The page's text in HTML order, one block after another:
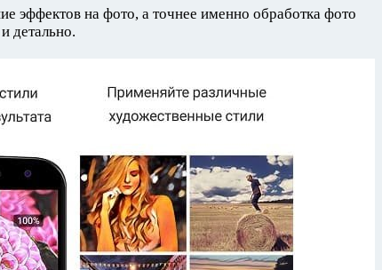
эффектов на фото, а точнее именно обработка фото
детально.